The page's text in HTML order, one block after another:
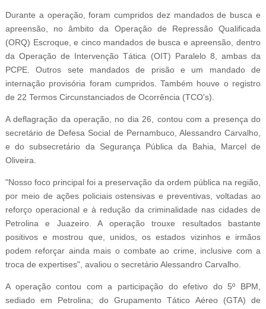
Durante a operação, foram cumpridos dez mandados de busca e
apreensão, no âmbito da Operação de Repressão Qualificada
(ORQ) Escroque, e cinco mandados de busca e apreensão, dentro
da Operação de Intervenção Tática (OIT) Paralelo 8, ambas da
PCPE. Outros sete mandados de prisão e um mandado de
internação provisória foram cumpridos. Também houve o registro
de 22 Termos Circunstanciados de Ocorrência (TCO's).
A deflagração da operação, no dia 26, contou com a presença do
secretário de Defesa Social de Pernambuco, Alessandro Carvalho,
e do subsecretário da Segurança Pública da Bahia, Marcel de
Oliveira.
"Nosso foco principal foi a preservação da ordem pública na região,
por meio de ações policiais ostensivas e preventivas, voltadas ao
reforço operacional e à redução da criminalidade nas cidades de
Petrolina e Juazeiro. A operação trouxe resultados bastante
positivos e mostrou que, unidos, os estados vizinhos e irmãos
podem reforçar ainda mais o combate ao crime, inclusive com a
troca de expertises", avaliou o secretário Alessandro Carvalho.
A operação contou com a participação do efetivo do 5º BPM,
sediado em Petrolina; do Grupamento Tático Aéreo (GTA) de